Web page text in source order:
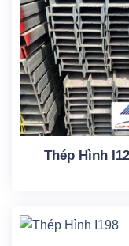
Thép Hình